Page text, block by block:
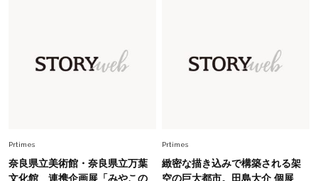
上野千鶴子先生が問い直す“理想の老後”の呪縛
【ジェンダー連載23】
2026.6.12
Prtimes
奈良県立美術館・奈良県立万葉
文化館 連携企画展「みやこの
Prtimes
緻密な描き込みで構築される架
空の巨大都市。田島大介 個展